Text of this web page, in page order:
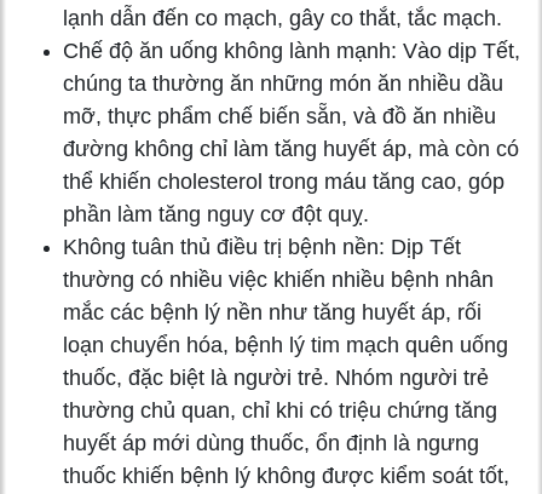
lạnh dẫn đến co mạch, gây co thắt, tắc mạch.
Chế độ ăn uống không lành mạnh: Vào dịp Tết,
chúng ta thường ăn những món ăn nhiều dầu
mỡ, thực phẩm chế biến sẵn, và đồ ăn nhiều
đường không chỉ làm tăng huyết áp, mà còn có
thể khiến cholesterol trong máu tăng cao, góp
phần làm tăng nguy cơ đột quỵ.
Không tuân thủ điều trị bệnh nền: Dịp Tết
thường có nhiều việc khiến nhiều bệnh nhân
mắc các bệnh lý nền như tăng huyết áp, rối
loạn chuyển hóa, bệnh lý tim mạch quên uống
thuốc, đặc biệt là người trẻ. Nhóm người trẻ
thường chủ quan, chỉ khi có triệu chứng tăng
huyết áp mới dùng thuốc, ổn định là ngưng
thuốc khiến bệnh lý không được kiểm soát tốt,